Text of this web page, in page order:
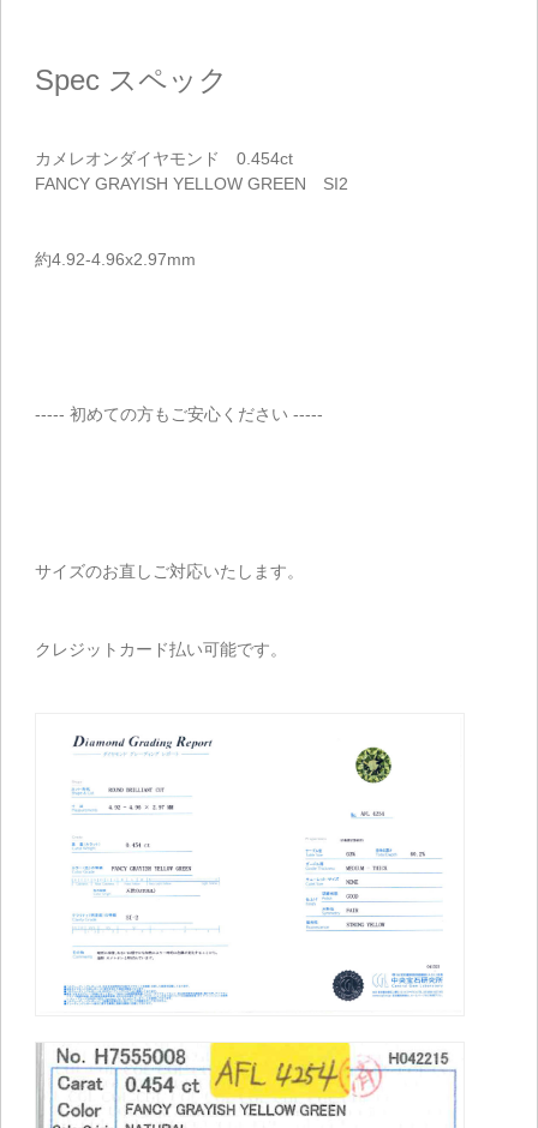
Spec スペック
カメレオンダイヤモンド 0.454ct
FANCY GRAYISH YELLOW GREEN SI2
約4.92-4.96x2.97mm
----- 初めての方もご安心ください -----
サイズのお直しご対応いたします。
クレジットカード払い可能です。
カートを見る